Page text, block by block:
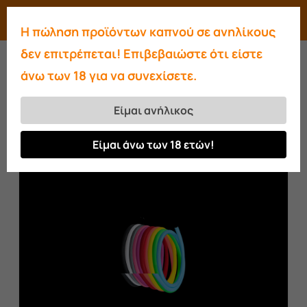
Skip
main
content
searchaccount
Αρχική σελίδα Λάστιχα
Λάστιχο
σιλικόνης
Close
Η πώληση προϊόντων καπνού σε ανηλίκους
δεν επιτρέπεται! Επιβεβαιώστε ότι είστε
άνω των 18 για να συνεχίσετε.
Είμαι ανήλικος
Είμαι άνω των 18 ετών!